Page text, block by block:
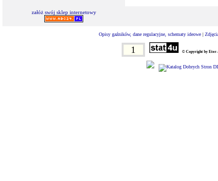
załóż swój sklep internetowy
Opisy gaźników, dane regulacyjne, schematy ideowe |
1 © Copyright by